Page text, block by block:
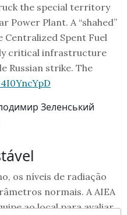
the special territory
Power Plant. A “shahed”
Centralized Spent Fuel
critical infrastructure
Russian strike. The
Зеленський
os níveis de radiação
normais. A AIEA
ao local para avaliar